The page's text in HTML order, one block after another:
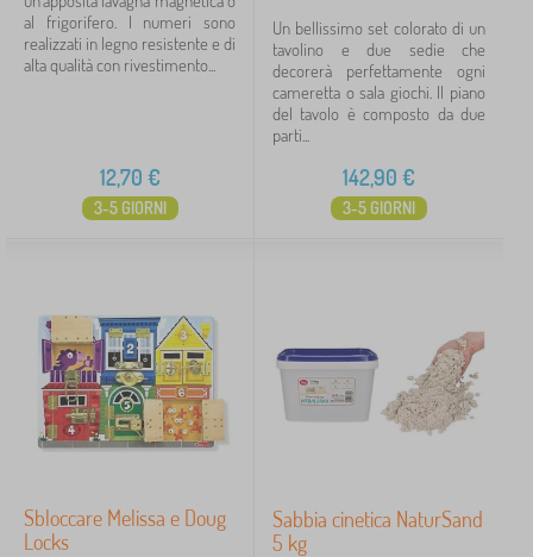
al frigorifero. I numeri sono
realizzati in legno resistente e di
alta qualità con rivestimento...
12,70 €
3-5 GIORNI
Un bellissimo set colorato di un
tavolino e due sedie che
decorerà perfettamente ogni
cameretta o sala giochi. Il piano
del tavolo è composto da due
parti...
142,90 €
3-5 GIORNI
Sbloccare Melissa e Doug
Locks
Sabbia cinetica NaturSand
5 kg